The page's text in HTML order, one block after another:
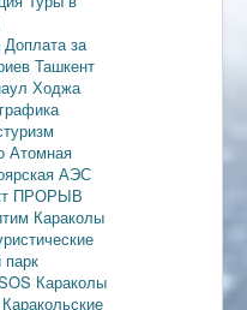
Доплата за
Ташкент
Ходжа
Атомная
АЭС
ПРОРЫВ
Караколы
Караколы
Каракольские